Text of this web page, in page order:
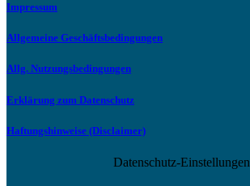
Impressum
Allgemeine Geschäftsbedingungen
Allg. Nutzungsbedingungen
Erklärung zum Datenschutz
Haftungshinweise (Disclaimer)
Datenschutz-Einstellungen